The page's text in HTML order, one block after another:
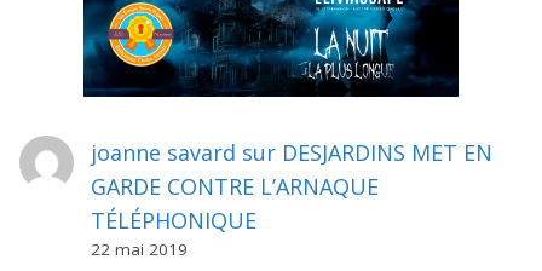
joanne savard sur DESJARDINS MET EN
GARDE CONTRE L’ARNAQUE
TÉLÉPHONIQUE
22 mai 2019